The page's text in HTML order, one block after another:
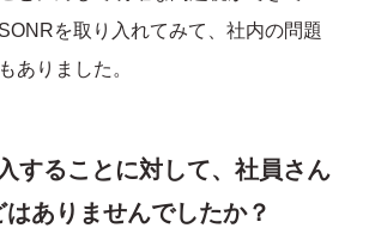
を取り入れてみて、社内の問題
ありました。
することに対して、社員さん
ありませんでしたか？